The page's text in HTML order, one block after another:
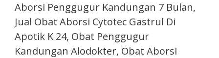
Aborsi Penggugur Kandungan 7 Bulan,
Jual Obat Aborsi Cytotec Gastrul Di
Apotik K 24, Obat Penggugur
Kandungan Alodokter, Obat Aborsi